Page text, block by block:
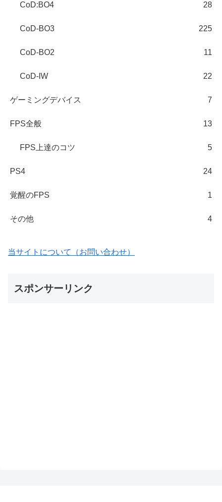
CoD:BO4 28
CoD-BO3 225
CoD-BO2 11
CoD-IW 22
ゲーミングデバイス 7
FPS全般 13
FPS上達のコツ 5
PS4 24
覚醒のFPS 1
その他 4
当サイトについて（お問い合わせ）
スポンサーリンク